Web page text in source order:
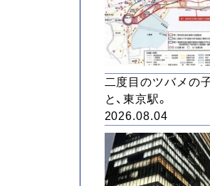
二度目のツバメの
と、東京駅。
2026.08.04